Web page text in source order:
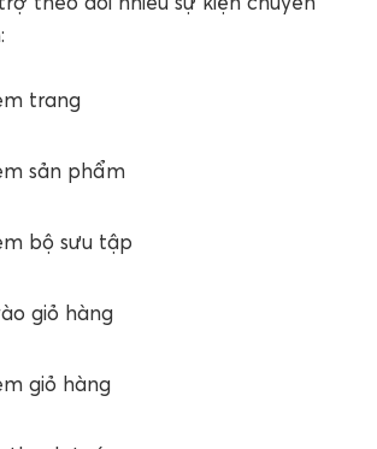
trang
sản phẩm
bộ sưu tập
giỏ hàng
giỏ hàng